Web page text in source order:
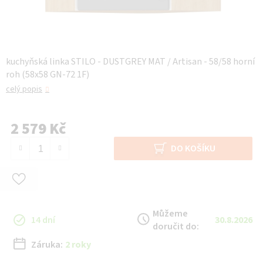
kuchyňská linka STILO - DUSTGREY MAT / Artisan - 58/58 horní
roh (58x58 GN-72 1F)
celý popis
2 579 Kč
DO KOŠÍKU
14 dní
Můžeme
doručit do:
30.8.2026
Záruka: 2 roky